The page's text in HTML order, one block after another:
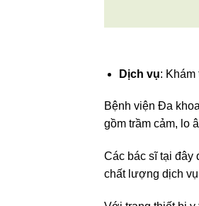
Dịch vụ: Khám
Bệnh viện Đa
gồm trầm cảm, lo
Các bác sĩ tại đây
chất lượng dịch